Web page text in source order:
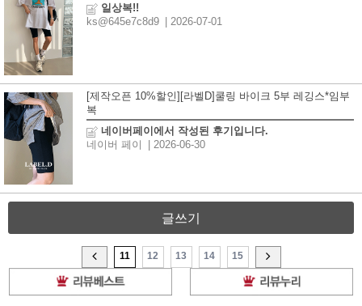
일상복!!
ks@645e7c8d9
| 2026-07-01
[제작오픈 10%할인][라벨D]쿨링 바이크 5부 레깅스*임부
복
네이버페이에서 작성된 후기입니다.
네이버 페이
| 2026-06-30
글쓰기
11 12 13 14 15